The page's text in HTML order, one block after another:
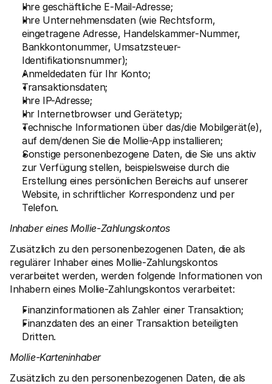
Ihre geschäftliche E-Mail-Adresse;
Ihre Unternehmensdaten (wie Rechtsform,
eingetragene Adresse, Handelskammer-Nummer,
Bankkontonummer, Umsatzsteuer-
Identifikationsnummer);
Anmeldedaten für Ihr Konto;
Transaktionsdaten;
Ihre IP-Adresse;
Ihr Internetbrowser und Gerätetyp;
Technische Informationen über das/die Mobilgerät(e),
auf dem/denen Sie die Mollie-App installieren;
Sonstige personenbezogene Daten, die Sie uns aktiv
zur Verfügung stellen, beispielsweise durch die
Erstellung eines persönlichen Bereichs auf unserer
Website, in schriftlicher Korrespondenz und per
Telefon.
Inhaber eines Mollie-Zahlungskontos
Zusätzlich zu den personenbezogenen Daten, die als
regulärer Inhaber eines Mollie-Zahlungskontos
verarbeitet werden, werden folgende Informationen von
Inhabern eines Mollie-Zahlungskontos verarbeitet:
Finanzinformationen als Zahler einer Transaktion;
Finanzdaten des an einer Transaktion beteiligten
Dritten.
Mollie-Karteninhaber
Zusätzlich zu den personenbezogenen Daten, die als